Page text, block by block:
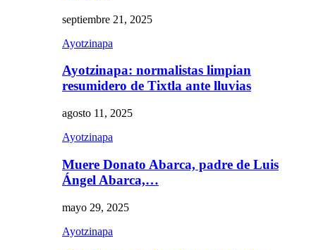
septiembre 21, 2025
Ayotzinapa
Ayotzinapa: normalistas limpian
resumidero de Tixtla ante lluvias
agosto 11, 2025
Ayotzinapa
Muere Donato Abarca, padre de Luis
Ángel Abarca,…
mayo 29, 2025
Ayotzinapa